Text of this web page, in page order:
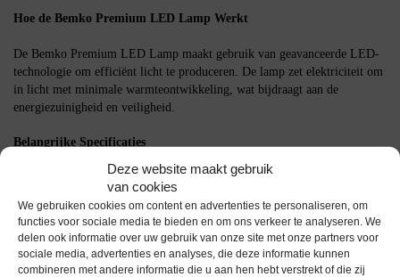
Deze website maakt gebruik
van cookies
We gebruiken cookies om content en advertenties te personaliseren, om
functies voor sociale media te bieden en om ons verkeer te analyseren. We
delen ook informatie over uw gebruik van onze site met onze partners voor
sociale media, advertenties en analyses, die deze informatie kunnen
combineren met andere informatie die u aan hen hebt verstrekt of die zij
Hoe de Bemko Premium LED Lamp Werkt
De Bemko Premium LED Lamp maakt gebruik van geavanceerde LED-
technologie om efficiënt licht te produceren. De lamp zet elektriciteit om
in licht met minimale warmteontwikkeling, wat bijdraagt aan de
energiezuinigheid en veiligheid.
Belangrijke Specificaties
Vermogen: 7.5W
Lichtopbrengst: 720 lumen
Kleurtemperatuur: 3000K (Warm Wit)
Fitting: E14
Spanning: 230V
Aantal stuks: 5